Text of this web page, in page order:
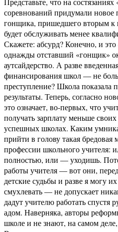
соревнований придумали новое
гонщика, пришедшего вторым
будет обслуживать менее
Скажете: абсурд? Конечно, и
однажды отставший «гонщик»
аутсайдерство. А разве
финансирования школ — не
преступление? Школа показала
результаты. Теперь, согласно
это означает, во-первых, что
получать зарплату меньше
успешных школах. Каким
прийти в голову такая
профессии школьного учителя:
полностью, или — уходишь.
работы учителя — вот они,
детские судьбы и разве я могу
смухлевать — не допускает
дадут учителю работать спустя
адом. Наверняка, авторы
школе и не знают, на самом деле,